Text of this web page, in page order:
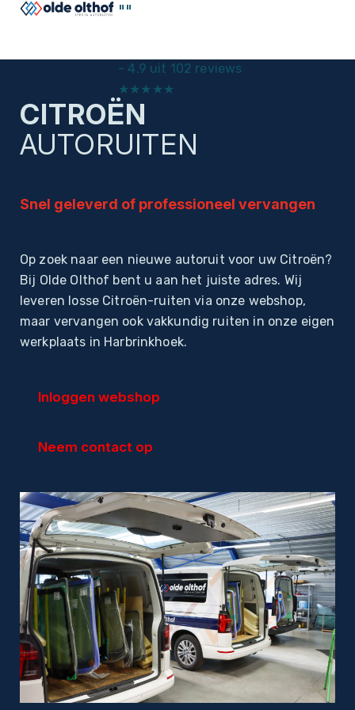
""
- 4.9 uit 102 reviews
★ ★ ★ ★ ★
CITROËN
AUTORUITEN
Snel geleverd of professioneel vervangen
Op zoek naar een nieuwe autoruit voor uw Citroën?
Bij Olde Olthof bent u aan het juiste adres. Wij
leveren losse Citroën-ruiten via onze webshop,
maar vervangen ook vakkundig ruiten in onze eigen
werkplaats in Harbrinkhoek.
Inloggen webshop
Neem contact op
Home
Autoruiten
Autoruit vervangen